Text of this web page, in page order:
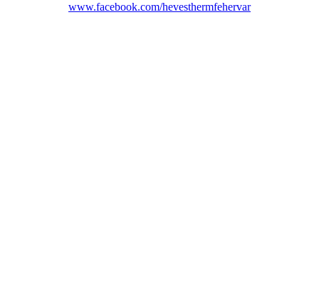
www.facebook.com/hevesthermfehervar